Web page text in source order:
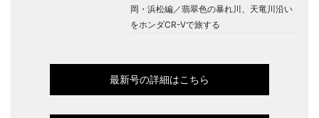
岡・浜松編／翡翠色の暴れ川、天竜川沿い
をホンダCR-Vで旅する
最新号の詳細はこちら